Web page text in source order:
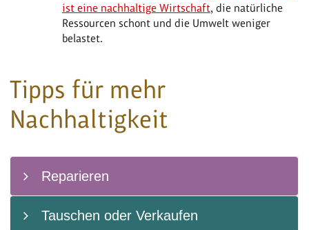
ist eine nachhaltige Wirtschaft, die natürliche
Ressourcen schont und die Umwelt weniger
belastet.
Tipps für mehr
Nachhaltigkeit